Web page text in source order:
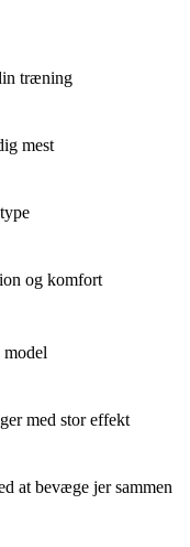
træning
mest
og komfort
model
med stor effekt
at bevæge jer sammen